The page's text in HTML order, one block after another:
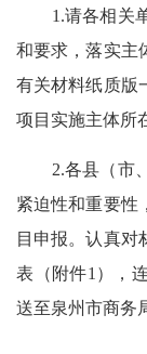
1.请各相关
和要求，落实主
有关材料纸质版
项目实施主体所
2.各县（市
紧迫性和重要性
目申报。认真对
表（附件1），
送至泉州市商务